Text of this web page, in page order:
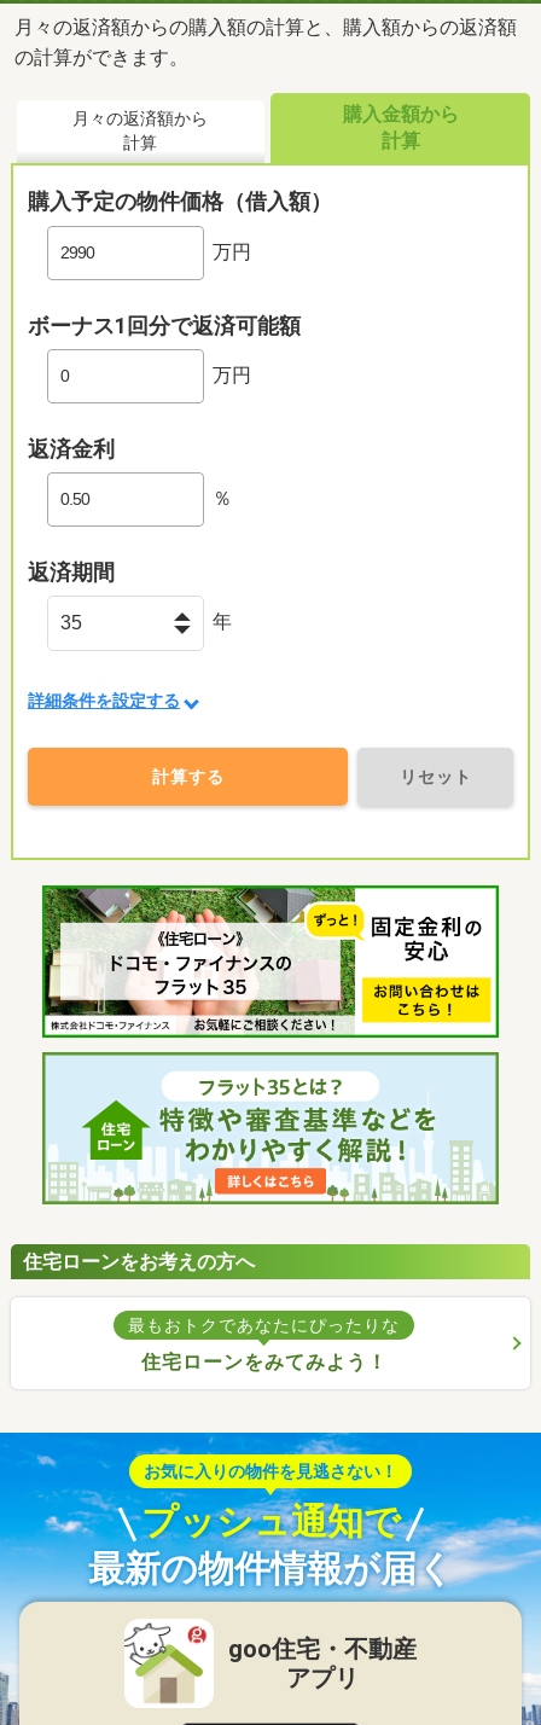
月々の返済額からの購入額の計算と、購入額からの返済額
の計算ができます。
月々の返済額から
計算
購入金額から
計算
購入予定の物件価格（借入額）
万円
ボーナス1回分で返済可能額
万円
返済金利
％
返済期間
年
詳細条件を設定する
計算する リセット
住宅ローンをお考えの方へ
最もおトクであなたにぴったりな
住宅ローンをみてみよう！
お気に入りの物件を見逃さない！
プッシュ通知で
最新の物件情報が届く
goo住宅・不動産
アプリ